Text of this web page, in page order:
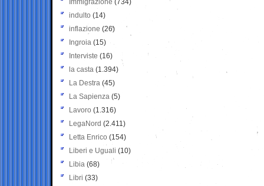
Immigrazione (734)
indulto (14)
inflazione (26)
Ingroia (15)
Interviste (16)
la casta (1.394)
La Destra (45)
La Sapienza (5)
Lavoro (1.316)
LegaNord (2.411)
Letta Enrico (154)
Liberi e Uguali (10)
Libia (68)
Libri (33)